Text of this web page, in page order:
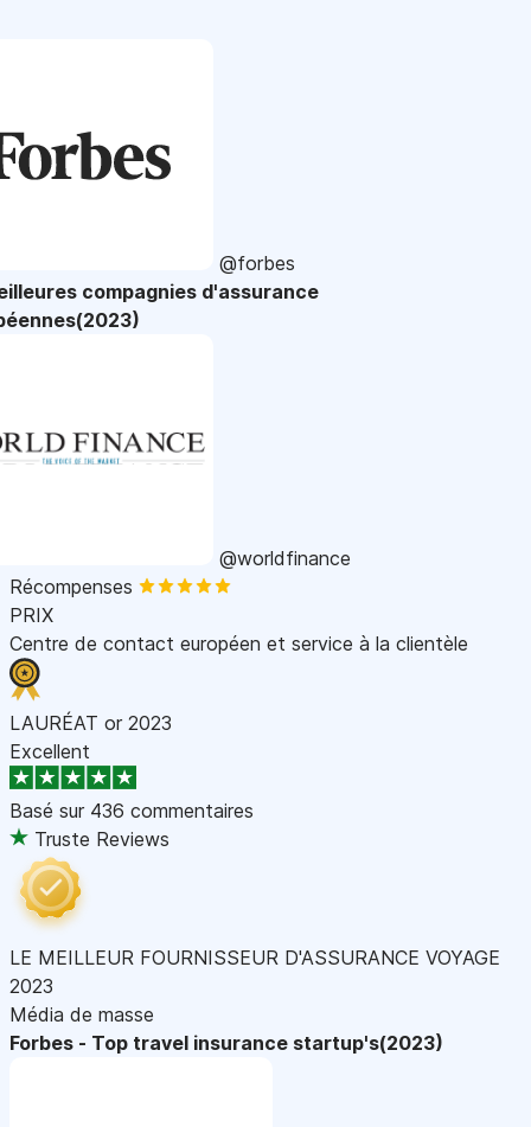
@forbes
compagnies d'assurance
@worldfinance
Récompenses
PRIX
Centre de contact européen et service à la clientèle
LAURÉAT or 2023
Excellent
Basé sur 436 commentaires
Truste Reviews
LE MEILLEUR FOURNISSEUR D'ASSURANCE VOYAGE
2023
Média de masse
Forbes - Top travel insurance startup's(2023)